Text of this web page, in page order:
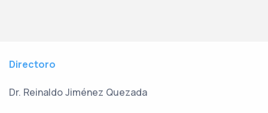
Directoro
Dr. Reinaldo Jiménez Quezada